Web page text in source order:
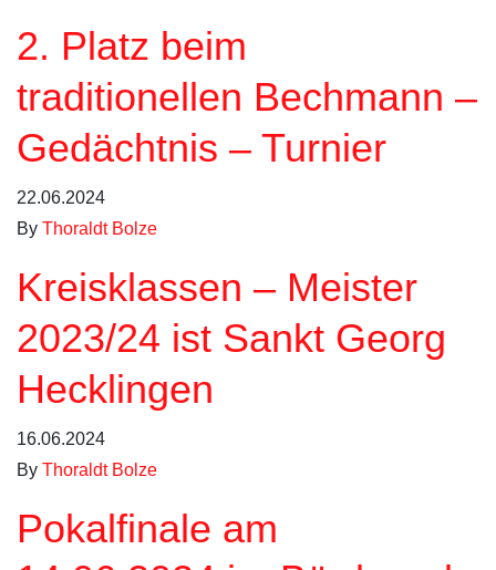
2. Platz beim
traditionellen Bechmann –
Gedächtnis – Turnier
22.06.2024
By Thoraldt Bolze
Kreisklassen – Meister
2023/24 ist Sankt Georg
Hecklingen
16.06.2024
By Thoraldt Bolze
Pokalfinale am